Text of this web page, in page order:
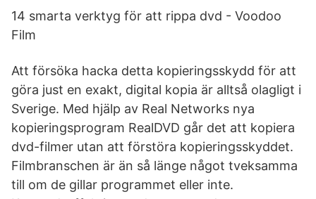
14 smarta verktyg för att rippa dvd - Voodoo
Film
Att försöka hacka detta kopieringsskydd för att
göra just en exakt, digital kopia är alltså olagligt i
Sverige. Med hjälp av Real Networks nya
kopieringsprogram RealDVD går det att kopiera
dvd-filmer utan att förstöra kopieringsskyddet.
Filmbranschen är än så länge något tveksamma
till om de gillar programmet eller inte.